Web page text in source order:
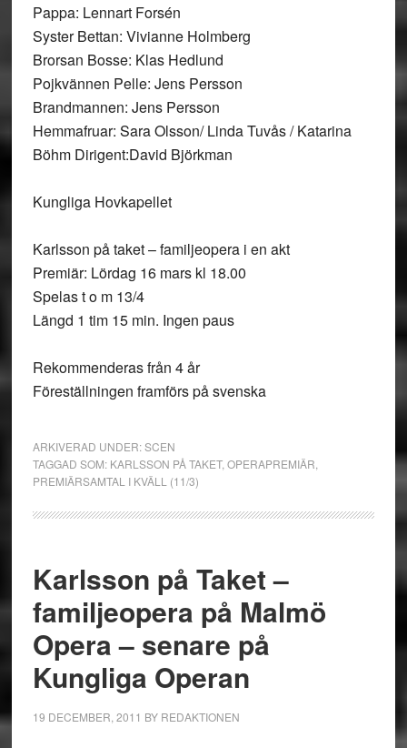
Pappa: Lennart Forsén
Syster Bettan: Vivianne Holmberg
Brorsan Bosse: Klas Hedlund
Pojkvännen Pelle: Jens Persson
Brandmannen: Jens Persson
Hemmafruar: Sara Olsson/ Linda Tuvås / Katarina
Böhm Dirigent:David Björkman
Kungliga Hovkapellet
Karlsson på taket – familjeopera i en akt
Premiär: Lördag 16 mars kl 18.00
Spelas t o m 13/4
Längd 1 tim 15 min. Ingen paus
Rekommenderas från 4 år
Föreställningen framförs på svenska
ARKIVERAD UNDER:SCEN
TAGGAD SOM: KARLSSON PÅ TAKET, OPERAPREMIÄR
PREMIÄRSAMTAL I KVÄLL (11/3)
Karlsson på Taket –
familjeopera på Malmö
Opera – senare på
Kungliga Operan
19 DECEMBER, 2011 BY REDAKTIONEN